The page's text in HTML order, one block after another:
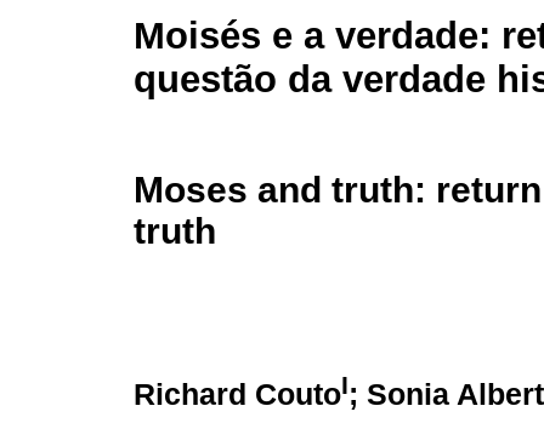
Moisés e a verdade:
questão da verdade
Moses and truth:
truth
Richard CoutoI; Sonia